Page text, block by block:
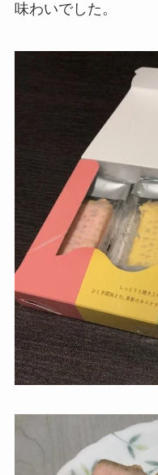
味わいでした。